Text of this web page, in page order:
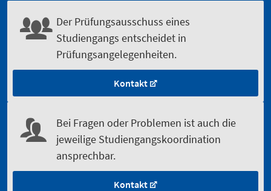
Der Prüfungsausschuss eines
Studiengangs entscheidet in
Prüfungsangelegenheiten.
Kontakt
Bei Fragen oder Problemen ist auch die
jeweilige Studiengangskoordination
ansprechbar.
Kontakt